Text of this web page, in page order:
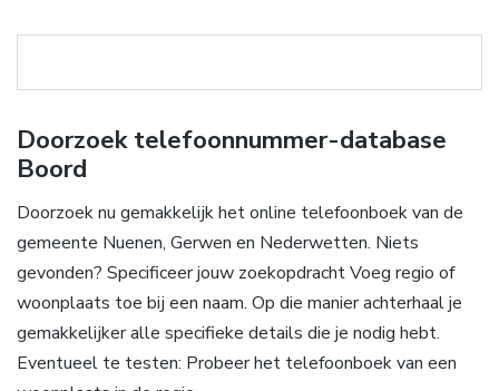
Doorzoek telefoonnummer-database
Boord
Doorzoek nu gemakkelijk het online telefoonboek van de
gemeente Nuenen, Gerwen en Nederwetten. Niets
gevonden? Specificeer jouw zoekopdracht Voeg regio of
woonplaats toe bij een naam. Op die manier achterhaal je
gemakkelijker alle specifieke details die je nodig hebt.
Eventueel te testen: Probeer het telefoonboek van een